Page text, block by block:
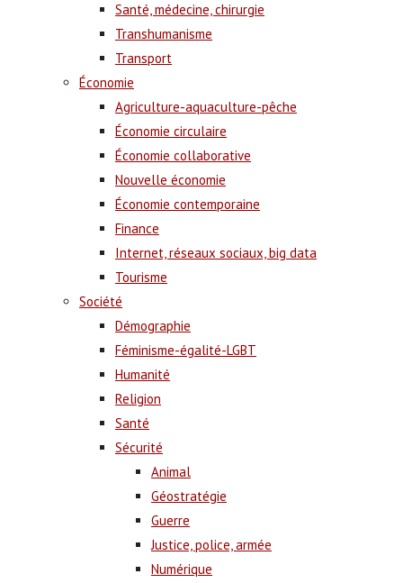
Santé, médecine, chirurgie
Transhumanisme
Transport
Économie
Agriculture-aquaculture-pêche
Économie circulaire
Économie collaborative
Nouvelle économie
Économie contemporaine
Finance
Internet, réseaux sociaux, big data
Tourisme
Société
Démographie
Féminisme-égalité-LGBT
Humanité
Religion
Santé
Sécurité
Animal
Géostratégie
Guerre
Justice, police, armée
Numérique